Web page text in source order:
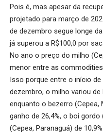
Pois é, mas apesar da
projetado para março de
de dezembro segue longe
já superou a R$100,0 por
No ano o preço do milho
menor entre as
Isso porque entre o início
dezembro, o milho variou de
enquanto o bezerro
ganho de 26,4%, o boi gordo
(Cepea, Paranaguá) de 10,9%.